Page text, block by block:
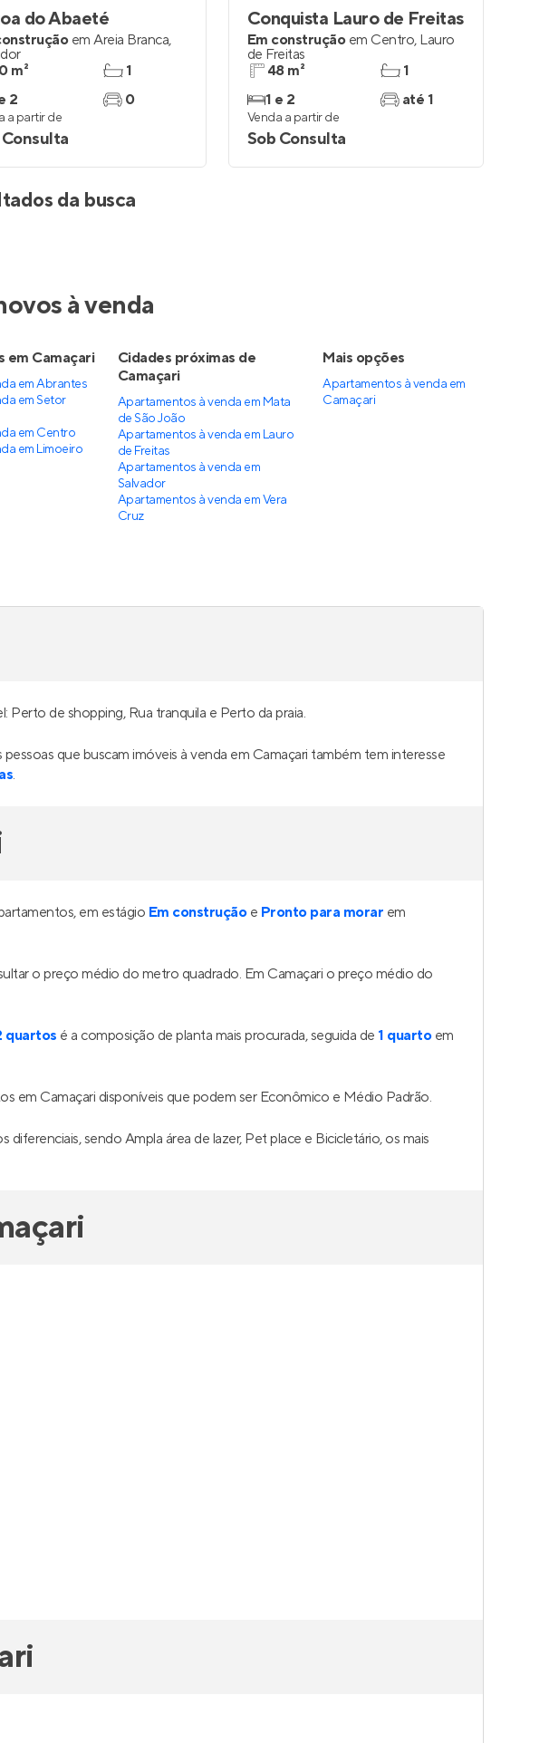
do Abaeté
em Areia Branca,
m²
2
1
0
a partir de
Conquista Lauro de Freitas
Em construção em Centro, Lauro
de Freitas
48 m²
1 e 2
1
até 1
Venda a partir de
Sob Consulta
da busca
à venda
em Camaçari
em Abrantes
em Setor
em Centro
em Limoeiro
Cidades próximas de
Camaçari
Apartamentos à venda em Mata
de São João
Apartamentos à venda em Lauro
de Freitas
Apartamentos à venda em
Salvador
Apartamentos à venda em Vera
Cruz
Mais opções
Apartamentos à venda em
Camaçari
Perto de shopping, Rua tranquila e Perto da praia.
pessoas que buscam imóveis à venda em Camaçari também tem interesse
.
em estágio Em construçãoe Pronto para morar em
o preço médio do metro quadrado. Em Camaçari o preço médio do
quartos é a composição de planta mais procurada, seguida de 1 quartoem
em Camaçari disponíveis que podem ser Econômico e Médio Padrão.
sendo Ampla área de lazer, Pet place e Bicicletário, os mais